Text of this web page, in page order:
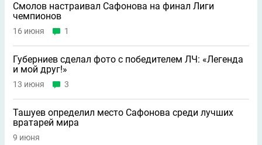
Смолов настраивал Сафонова на финал Лиги
чемпионов
16 июня 1
Губерниев сделал фото с победителем ЛЧ: «Легенда
и мой друг!»
13 июня 3
Ташуев определил место Сафонова среди лучших
вратарей мира
9 июня